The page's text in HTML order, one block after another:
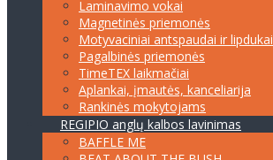
Laminavimo vokai
Magnetinės priemonės
Motyvaciniai antspaudai ir lipdukai
Pagalbinės priemonės
TimeTEX laikmačiai
Aplankai, įmautės, kanceliarija
Rankinės mokytojams
REGIPIO anglų kalbos lavinimas
BAFFLE ME